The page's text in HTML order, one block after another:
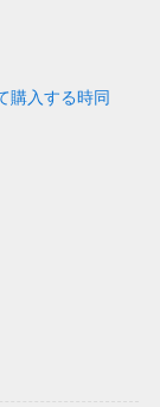
購入する時同